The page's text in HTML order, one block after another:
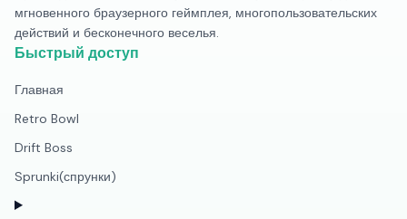
мгновенного браузерного геймплея, многопользовательских
действий и бесконечного веселья.
Быстрый доступ
Главная
Retro Bowl
Drift Boss
Sprunki(спрунки)